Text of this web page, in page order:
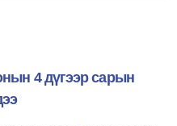
4 дүгээр сарын